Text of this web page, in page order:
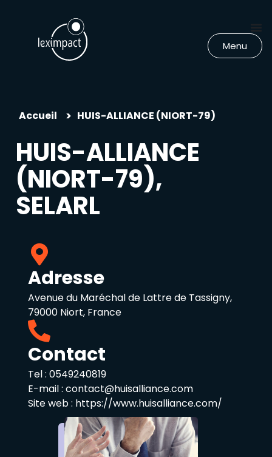
Menu
Accueil > HUIS-ALLIANCE (NIORT-79)
HUIS-ALLIANCE
(NIORT-79),
SELARL
Adresse
Avenue du Maréchal de Lattre de Tassigny,
79000 Niort, France
Contact
Tel : 0549240819
E-mail : contact@huisalliance.com
Site web : https://www.huisalliance.com/